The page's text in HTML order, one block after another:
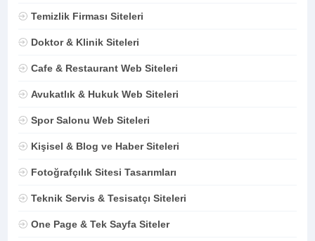
Temizlik Firması Siteleri
Doktor & Klinik Siteleri
Cafe & Restaurant Web Siteleri
Avukatlık & Hukuk Web Siteleri
Spor Salonu Web Siteleri
Kişisel & Blog ve Haber Siteleri
Fotoğrafçılık Sitesi Tasarımları
Teknik Servis & Tesisatçı Siteleri
One Page & Tek Sayfa Siteler